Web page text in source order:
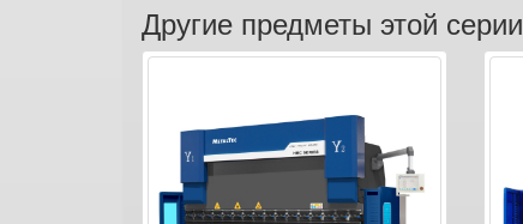
Другие предметы этой серии